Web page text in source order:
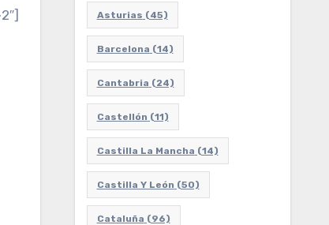
Asturias (45)
Barcelona (14)
Cantabria (24)
Castellón (11)
Castilla La Mancha (14)
Castilla Y León (50)
Cataluña (96)